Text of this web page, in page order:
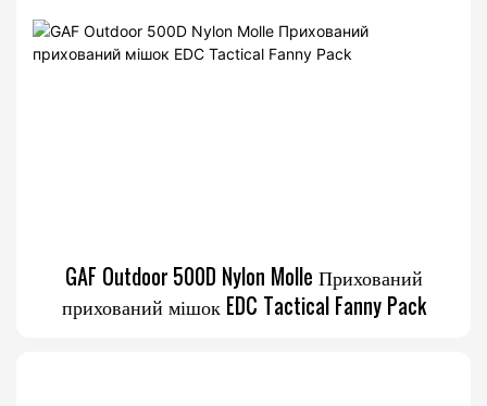
GAF Outdoor 500D Nylon Molle Прихований
прихований мішок EDC Tactical Fanny Pack